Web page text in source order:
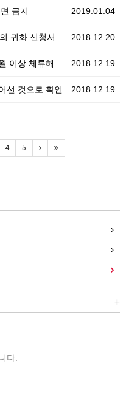
2019.01.04
금지
2018.12.20
신청서 재검토
2018.12.19
체류해야 한…
2018.12.19
선 것으로 확인
4 5
+
다.